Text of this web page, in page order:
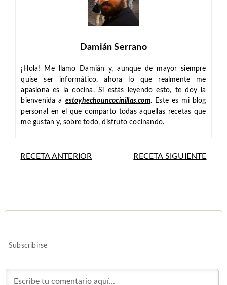
Damián Serrano
¡Hola! Me llamo Damián y, aunque de mayor siempre
quise ser informático, ahora lo que realmente me
apasiona es la cocina. Si estás leyendo esto, te doy la
bienvenida a estoyhechouncocinillas.com. Este es mi blog
personal en el que comparto todas aquellas recetas que
me gustan y, sobre todo, disfruto cocinando.
RECETA ANTERIOR RECETA SIGUIENTE
Subscribirse